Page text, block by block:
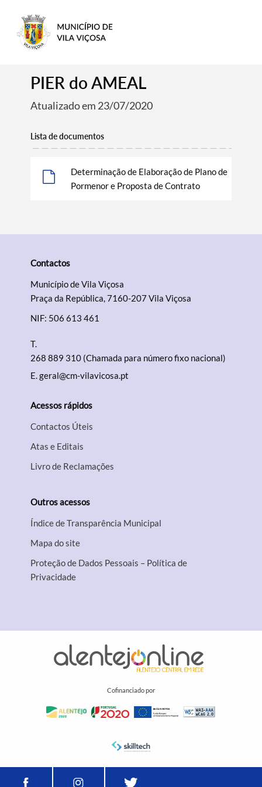
Termo de Pesquisa
Filtros
PIER do AMEAL
Atualizado em 23/07/2020
Lista de documentos
Determinação de Elaboração de Plano de
Pormenor e Proposta de Contrato
Contactos
Município de Vila Viçosa
Praça da República, 7160-207 Vila Viçosa
NIF: 506 613 461
T.
268 889 310 (Chamada para número fixo nacional)
E.geral@cm-vilavicosa.pt
Acessos rápidos
Contactos Úteis
Atas e Editais
Livro de Reclamações
Outros acessos
Índice de Transparência Municipal
Mapa do site
Proteção de Dados Pessoais – Política de
Privacidade
Cofinanciado por